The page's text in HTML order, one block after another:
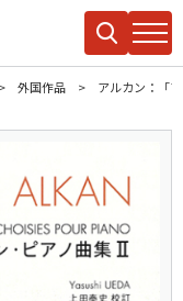
外国作品 アルカン：「